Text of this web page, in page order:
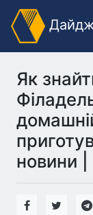
Як
новини |